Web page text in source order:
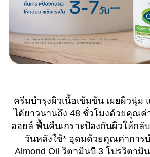
ครีมบำรุงผิวเนื้อเข้มข้น เผยผิวนุ่
ได้ยาวนานถึง 48 ชั่วโมงด้วยคุณ
ออยล์ ฟื้นคืนเกราะป้องกันผิวให้กลั
วันหลังใช้* อุดมด้วยคุณค่าการบ
Almond Oil วิตามินบี 3 โปรวิตามิ